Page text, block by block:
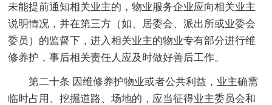
未能提前通知相关业主的，物业服务企业应向相关业主
说明情况，并在第三方（如、居委会、派出所或业委会
委员）的监督下，进入相关业主的物业专有部分进行维
修养护，事后相关责任人应及时做好善后工作。
第二十条 因维修养护物业或者公共利益，业主确需
临时占用、挖掘道路、场地的，应当征得业主委员会和